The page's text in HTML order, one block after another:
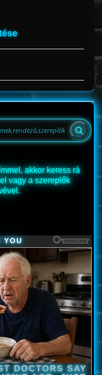
akkor keress rá
vagy a szereplők